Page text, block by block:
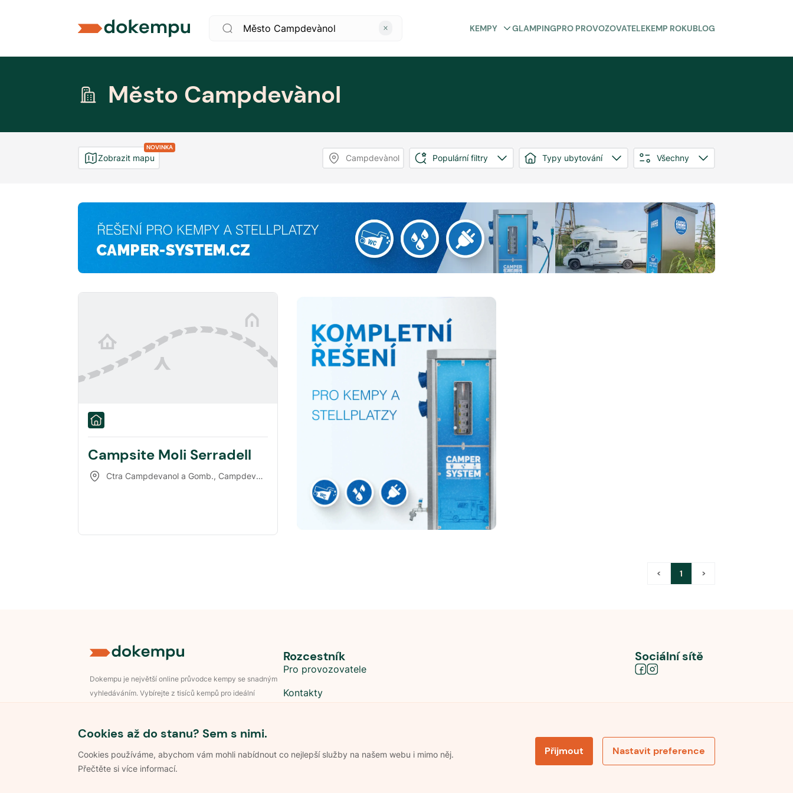
KEMPY GLAMPINGPRO PROVOZOVATELEKEMP ROKUBLOG
Město Campdevànol
NOVINKA
Zobrazit mapu Campdevànol Populární filtry Typy ubytování Všechny
Campsite Moli Serradell
Ctra Campdevanol a Gomb., Campdevànol
< 1 >
Cookies až do stanu? Sem s nimi.
Cookies používáme, abychom vám mohli nabídnout co nejlepší služby na našem webu i mimo něj.
Přečtěte si více informací.
Přijmout Nastavit preference
Dokempu je největší online průvodce kempy se snadným
vyhledáváním. Vybírejte z tisíců kempů pro ideální
Rozcestník
Pro provozovatele
Kontakty
Sociální sítě